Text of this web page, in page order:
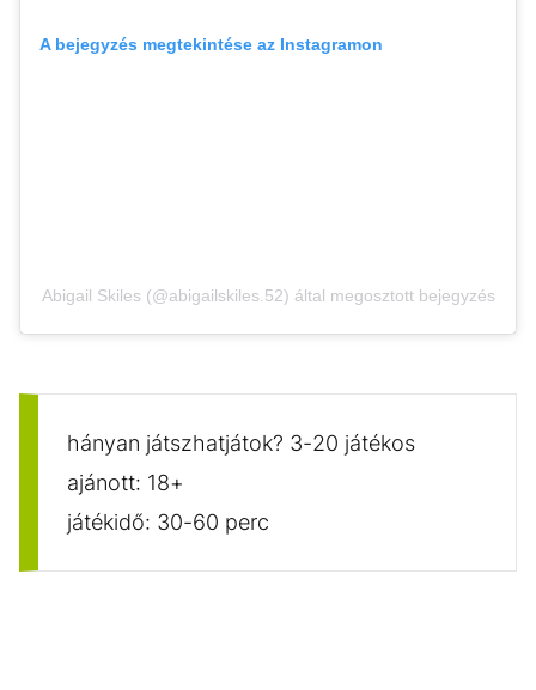
A bejegyzés megtekintése az Instagramon
Abigail Skiles (@abigailskiles.52) által megosztott bejegyzés
hányan játszhatjátok? 3-20 játékos
ajánott: 18+
játékidő: 30-60 perc